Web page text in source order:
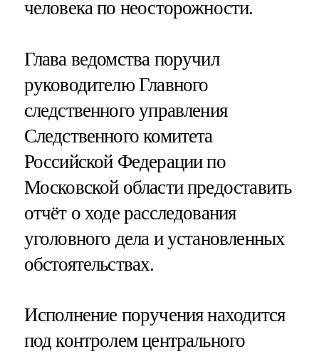
человека по неосторожности.
Глава ведомства поручил
руководителю Главного
следственного управления
Следственного комитета
Российской Федерации по
Московской области предоставить
отчёт о ходе расследования
уголовного дела и установленных
обстоятельствах.
Исполнение поручения находится
под контролем центрального